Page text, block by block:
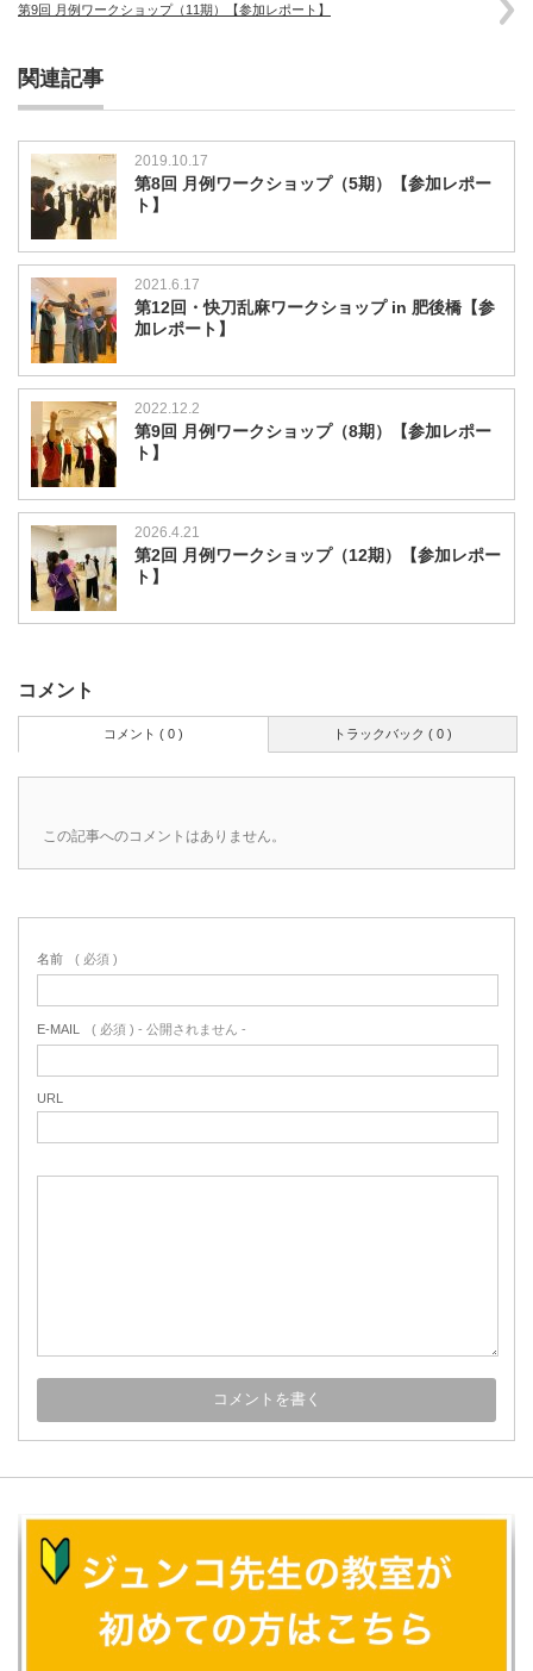
第9回 月例ワークショップ（11期）【参加レポート】
関連記事
2019.10.17
第8回 月例ワークショップ（5期）【参加レポー
ト】
2021.6.17
第12回・快刀乱麻ワークショップ in 肥後橋【参
加レポート】
2022.12.2
第9回 月例ワークショップ（8期）【参加レポー
ト】
2026.4.21
第2回 月例ワークショップ（12期）【参加レポー
ト】
コメント
トラックバック ( 0 )
コメント ( 0 )
この記事へのコメントはありません。
名前 ( 必須 )
E-MAIL ( 必須 ) - 公開されません -
URL